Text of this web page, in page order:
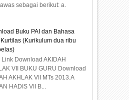
sebagai berikut: a.
Buku PAI dan Bahasa
(Kurikulum dua ribu
Link Download AKIDAH
VII BUKU GURU Download
AKHLAK VII MTs 2013.A
HADIS VII B...